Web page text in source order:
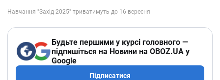
Будьте першими у курсі головного —
підпишіться на Новини на OBOZ.UA у
Google
Підписатися